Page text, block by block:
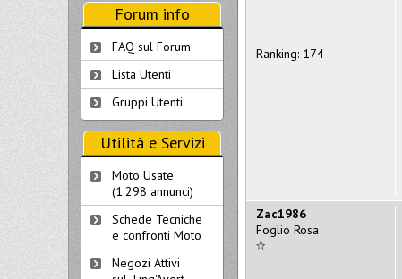
Ranking: 174
Zac1986
Foglio Rosa
Forum info
FAQ sul Forum
Lista Utenti
Gruppi Utenti
Utilità e Servizi
Moto Usate
(1.298 annunci)
Schede Tecniche
e confronti Moto
Negozi Attivi